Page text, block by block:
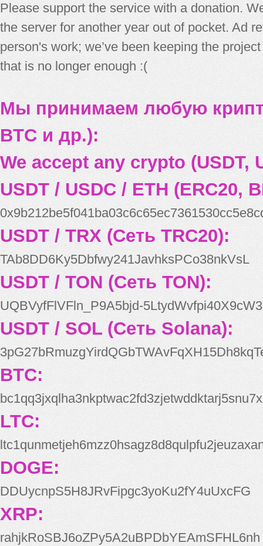
Please support the service with a donation.
the server for another year out of pocket. Ad
person's work; we’ve been keeping the
that is no longer enough :(
Мы принимаем любую
BTC и др.):
We accept any crypto (USDT,
USDT / USDC / ETH (ERC20,
USDT / TRX (Сеть TRC20):
TAb8DD6Ky5Dbfwy241JavhksPCo38nkVsL
USDT / TON (Сеть TON):
UQBVyfFlVFln_P9A5bjd-
USDT / SOL (Сеть Solana):
BTC:
bc1qq3jxqlha3nkptwac2fd3zjetwddktarj5snu7x
LTC:
DOGE:
DDUycnpS5H8JRvFipgc3yoKu2fY4uUxcFG
XRP:
rahjkRoSBJ6oZPy5A2uBPDbYEAmSFHL6nh